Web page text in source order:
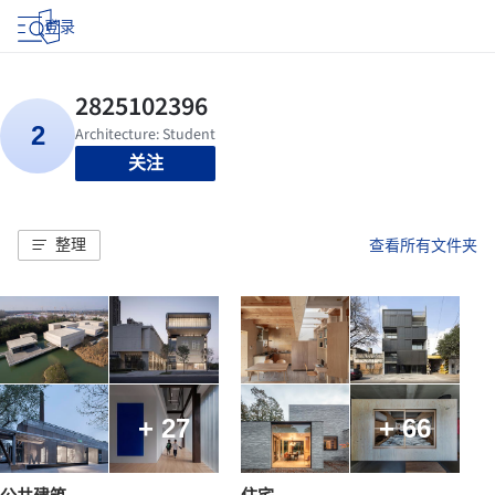
登录
关注
整理 查看所有文件夹
+ 27 + 66